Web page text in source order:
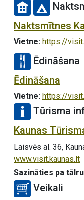
Naktsmītnes
Vietne: https://
Ēdināšana
Ēdināšana
Vietne: https://
Tūrisma
Kaunas
Laisvės al. 36,
www.visit.kaunas.lt
Sazināties pa
Veikali